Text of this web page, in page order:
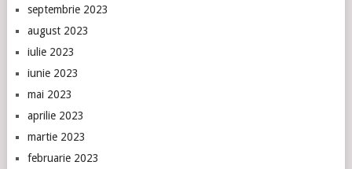
septembrie 2023
august 2023
iulie 2023
iunie 2023
mai 2023
aprilie 2023
martie 2023
februarie 2023